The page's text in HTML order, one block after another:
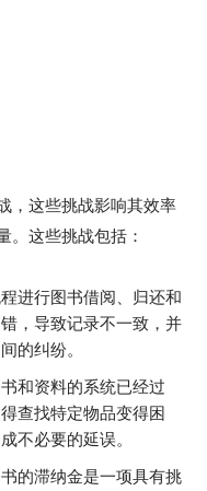
，这些挑战影响其效率
。这些挑战包括：
进行图书借阅、归还和
，导致记录不一致，并
的纠纷。
和资料的系统已经过
查找特定物品变得困
不必要的延误。
的滞纳金是一项具有挑